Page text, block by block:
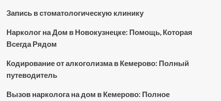
Запись в стоматологическую клинику
Нарколог на Дом в Новокузнецке: Помощь, Которая
Всегда Рядом
Кодирование от алкоголизма в Кемерово: Полный
путеводитель
Вызов нарколога на дом в Кемерово: Полное